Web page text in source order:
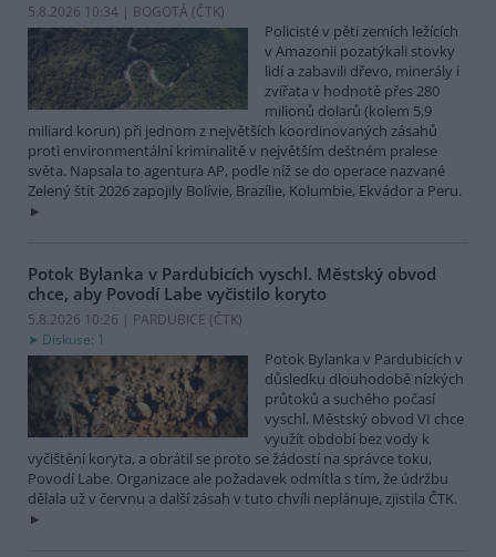
5.8.2026 10:34 | BOGOTÁ (ČTK)
Policisté v pěti zemích ležících
v Amazonii pozatýkali stovky
lidí a zabavili dřevo, minerály i
zvířata v hodnotě přes 280
milionů dolarů (kolem 5,9
miliard korun) při jednom z největších koordinovaných zásahů
proti environmentální kriminalitě v největším deštném pralese
světa. Napsala to agentura AP, podle níž se do operace nazvané
Zelený štít 2026 zapojily Bolívie, Brazílie, Kolumbie, Ekvádor a Peru.
Potok Bylanka v Pardubicích vyschl. Městský obvod
chce, aby Povodí Labe vyčistilo koryto
5.8.2026 10:26 | PARDUBICE (ČTK)
Diskuse: 1
Potok Bylanka v Pardubicích v
důsledku dlouhodobě nízkých
průtoků a suchého počasí
vyschl. Městský obvod VI chce
využít období bez vody k
vyčištění koryta, a obrátil se proto se žádostí na správce toku,
Povodí Labe. Organizace ale požadavek odmítla s tím, že údržbu
dělala už v červnu a další zásah v tuto chvíli neplánuje, zjistila ČTK.